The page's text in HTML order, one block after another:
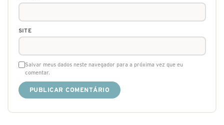
SITE
Salvar meus dados neste navegador para a próxima vez que eu
comentar.